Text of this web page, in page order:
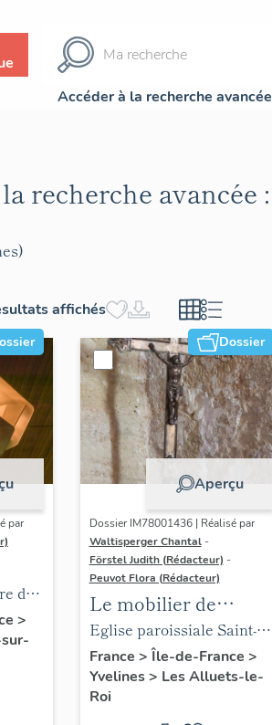
Accéder à la recherche avancée
recherche avancée :
affichés
par
dite
>
Dossier
Aperçu
Dossier IM78001436 | Réalisé par
Waltisperger Chantal -
Förstel Judith (Rédacteur) -
Peuvot Flora (Rédacteur)
Le mobilier de
l'église paroissiale
Saint-Nicolas
Eglise paroissiale Saint-
Nicolas
France > Île-de-France >
Yvelines> Les Alluets-le-
Roi